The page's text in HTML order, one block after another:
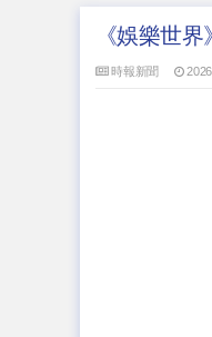
《娛樂世
時報新聞